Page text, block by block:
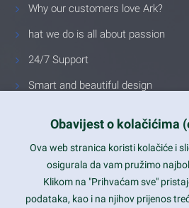
Why our customers love Ark?
hat we do is all about passion
24/7 Support
Smart and beautiful design
Latest trends and much more...
Obavijest o kolačićima
Ova web stranica koristi kolačiće i
osigurala da vam pružimo
Klikom na "Prihvaćam sve"
podataka, kao i na njihov prijenos